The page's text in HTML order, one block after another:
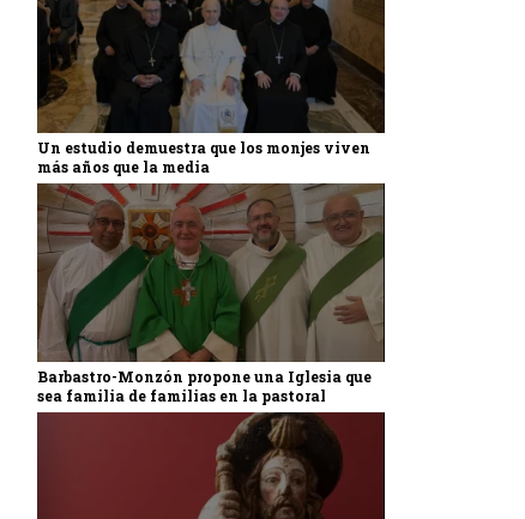
Un estudio demuestra que los monjes viven
más años que la media
Barbastro-Monzón propone una Iglesia que
sea familia de familias en la pastoral